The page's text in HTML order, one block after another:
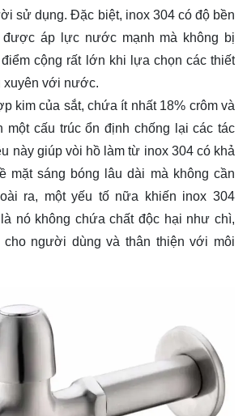
sử dụng. Đặc biệt, inox 304 có độ bền
áp lực nước mạnh mà không bị
cộng rất lớn khi lựa chọn các thiết
xuyên với nước.
kim của sắt, chứa ít nhất 18% crôm và
một cấu trúc ổn định chống lại các tác
này giúp vòi hồ làm từ inox 304 có khả
mặt sáng bóng lâu dài mà không cần
ra, một yếu tố nữa khiến inox 304
nó không chứa chất độc hại như chì,
cho người dùng và thân thiện với môi